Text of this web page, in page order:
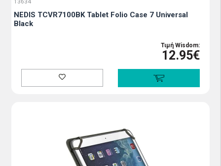
13634
NEDIS TCVR7100BK Tablet Folio Case 7 Universal
Black
Τιμή Wisdom:
12.95€